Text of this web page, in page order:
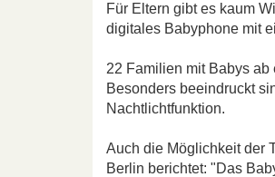
Für Eltern gibt es kaum
digitales Babyphone mit
22 Familien mit Babys
Besonders beeindruckt
Nachtlichtfunktion.
Auch die Möglichkeit der
Berlin berichtet: "Das